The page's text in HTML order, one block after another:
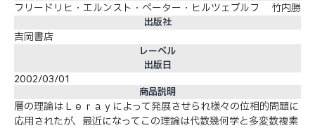
フリードリヒ・エルンスト・ペーター・ヒルツェブルフ 竹内勝
出版社
吉岡書店
レーベル
出版日
2002/03/01
商品説明
層の理論はＬｅｒａｙによって発展させられ様々の位相的問題に
応用されたが、最近になってこの理論は代数幾何学と多変数複素